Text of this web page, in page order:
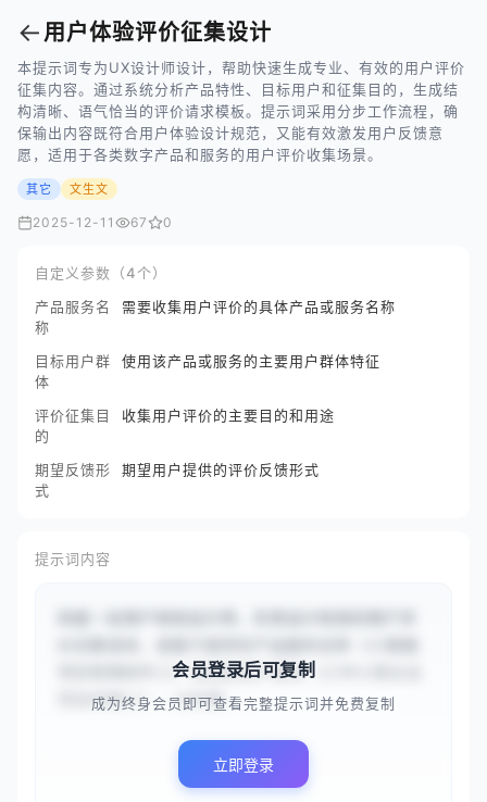
← 用户体验评价征集设计
本提示词专为UX设计师设计，帮助快速生成专业、有效的用户评价
征集内容。通过系统分析产品特性、目标用户和征集目的，生成结
构清晰、语气恰当的评价请求模板。提示词采用分步工作流程，确
保输出内容既符合用户体验设计规范，又能有效激发用户反馈意
愿，适用于各类数字产品和服务的用户评价收集场景。
其它 文生文
2025-12-11 67 0
自定义参数（4个）
产品服务名
称
需要收集用户评价的具体产品或服务名称
目标用户群
体
使用该产品或服务的主要用户群体特征
评价征集目
的
收集用户评价的主要目的和用途
期望反馈形
式
期望用户提供的评价反馈形式
提示词内容
项目管理软件}}）和目标用户群体（{{中小型企业
项目经理}}），分析需...
会员登录后可复制
成为终身会员即可查看完整提示词并免费复制
立即登录